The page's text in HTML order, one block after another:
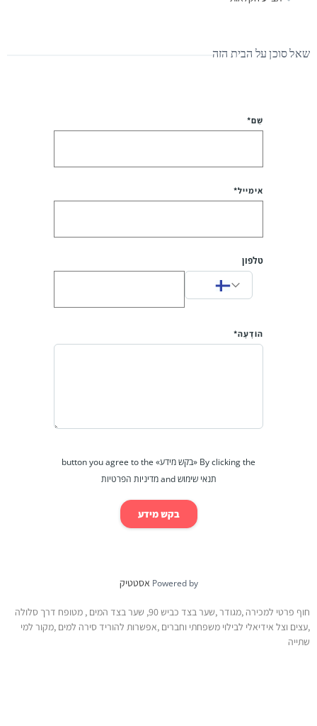
שאל סוכן על הבית הזה
שֵׁם*
אימייל*
טלפון
הוֹדָעָה*
By clicking the «בקש מידע» button you agree to the
תנאי שימוש and מדיניות הפרטיות
בקש מידע
Powered by אסטטיק
חוף פרטי למכירה ,מגודר ,שער בצד כביש 90, שער בצד המים , מטופח דרך סלולה
,עצים וצל אידיאלי לבילוי משפחתי וחברים ,אפשרות להוריד סירה למים ,מקור למי
שתייה